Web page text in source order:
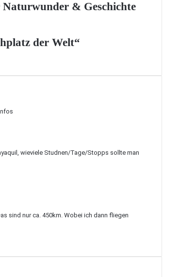
& Geschichte
der Welt“
wieviele Studnen/Tage/Stopps sollte man
sind nur ca. 450km. Wobei ich dann fliegen